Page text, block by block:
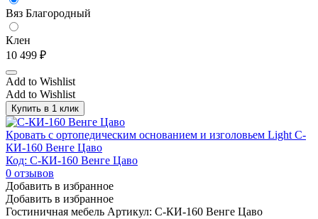
Вяз Благородный
Клен
10 499 ₽
Add to Wishlist
Add to Wishlist
Купить в 1 клик
Кровать с ортопедическим основанием и изголовьем Light С-
КИ-160 Венге Цаво
Код: С-КИ-160 Венге Цаво
0 отзывов
Добавить в избранное
Добавить в избранное
Гостиничная мебель Артикул: С-КИ-160 Венге Цаво